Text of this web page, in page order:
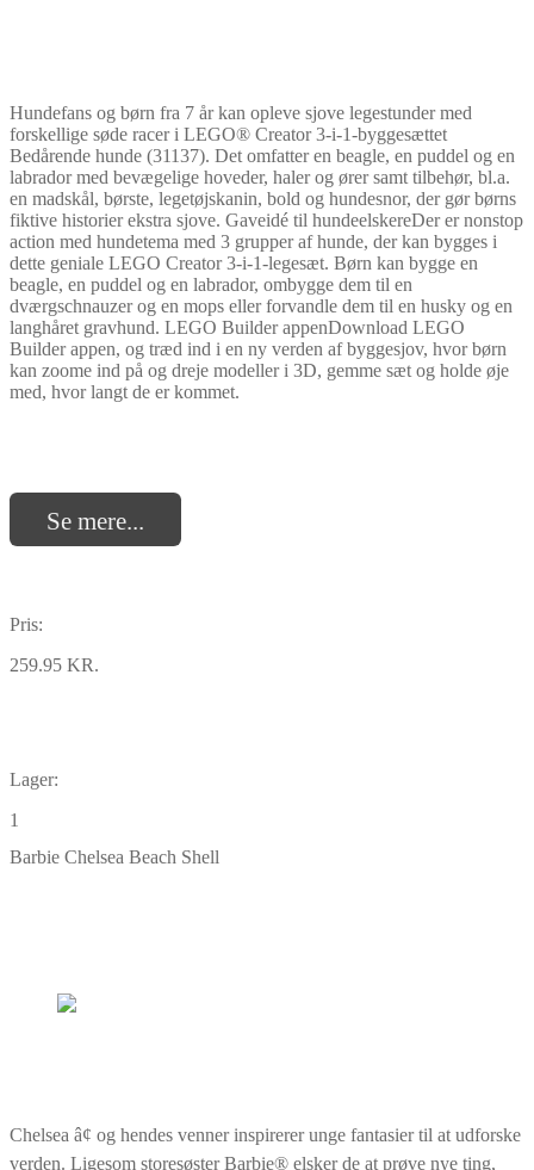
Hundefans og børn fra 7 år kan opleve sjove legestunder med
forskellige søde racer i LEGO® Creator 3-i-1-byggesættet
Bedårende hunde (31137). Det omfatter en beagle, en puddel og en
labrador med bevægelige hoveder, haler og ører samt tilbehør, bl.a.
en madskål, børste, legetøjskanin, bold og hundesnor, der gør børns
fiktive historier ekstra sjove. Gaveidé til hundeelskereDer er nonstop
action med hundetema med 3 grupper af hunde, der kan bygges i
dette geniale LEGO Creator 3-i-1-legesæt. Børn kan bygge en
beagle, en puddel og en labrador, ombygge dem til en
dværgschnauzer og en mops eller forvandle dem til en husky og en
langhåret gravhund. LEGO Builder appenDownload LEGO
Builder appen, og træd ind i en ny verden af byggesjov, hvor børn
kan zoome ind på og dreje modeller i 3D, gemme sæt og holde øje
med, hvor langt de er kommet.
Se mere...
Pris:
259.95 KR.
Lager:
1
Barbie Chelsea Beach Shell
Chelsea â¢ og hendes venner inspirerer unge fantasier til at udforske
verden. Ligesom storesøster Barbie® elsker de at prøve nye ting,